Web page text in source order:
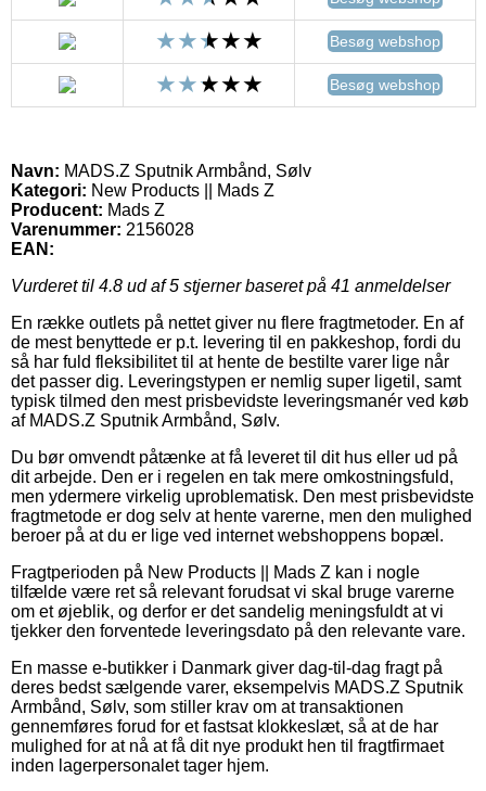
Besøg webshop
Besøg webshop
Navn: MADS.Z Sputnik Armbånd, Sølv
Kategori: New Products || Mads Z
Producent: Mads Z
Varenummer: 2156028
EAN:
Vurderet til 4.8 ud af 5 stjerner baseret på 41 anmeldelser
En række outlets på nettet giver nu flere fragtmetoder. En af
de mest benyttede er p.t. levering til en pakkeshop, fordi du
så har fuld fleksibilitet til at hente de bestilte varer lige når
det passer dig. Leveringstypen er nemlig super ligetil, samt
typisk tilmed den mest prisbevidste leveringsmanér ved køb
af MADS.Z Sputnik Armbånd, Sølv.
Du bør omvendt påtænke at få leveret til dit hus eller ud på
dit arbejde. Den er i regelen en tak mere omkostningsfuld,
men ydermere virkelig uproblematisk. Den mest prisbevidste
fragtmetode er dog selv at hente varerne, men den mulighed
beroer på at du er lige ved internet webshoppens bopæl.
Fragtperioden på New Products || Mads Z kan i nogle
tilfælde være ret så relevant forudsat vi skal bruge varerne
om et øjeblik, og derfor er det sandelig meningsfuldt at vi
tjekker den forventede leveringsdato på den relevante vare.
En masse e-butikker i Danmark giver dag-til-dag fragt på
deres bedst sælgende varer, eksempelvis MADS.Z Sputnik
Armbånd, Sølv, som stiller krav om at transaktionen
gennemføres forud for et fastsat klokkeslæt, så at de har
mulighed for at nå at få dit nye produkt hen til fragtfirmaet
inden lagerpersonalet tager hjem.